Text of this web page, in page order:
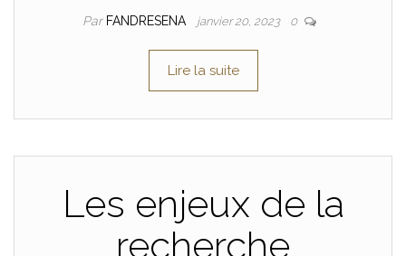
Par FANDRESENA janvier 20, 2023 0
Lire la suite
Les enjeux de la
recherche